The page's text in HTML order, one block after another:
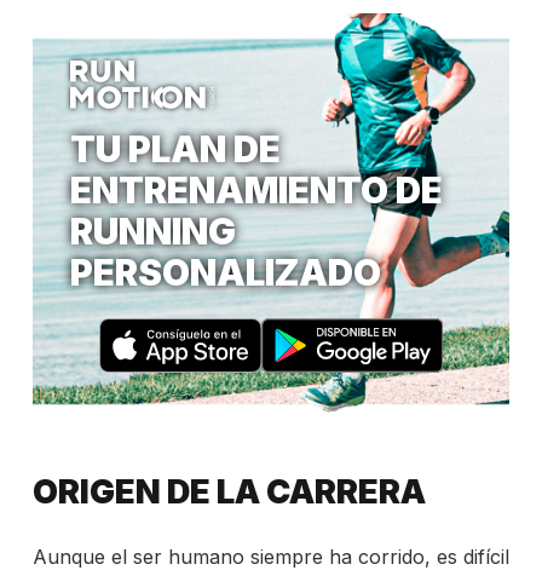
TU PLAN DE
ENTRENAMIENTO DE
RUNNING
PERSONALIZADO
ORIGEN DE LA CARRERA
Aunque el ser humano siempre ha corrido, es difícil